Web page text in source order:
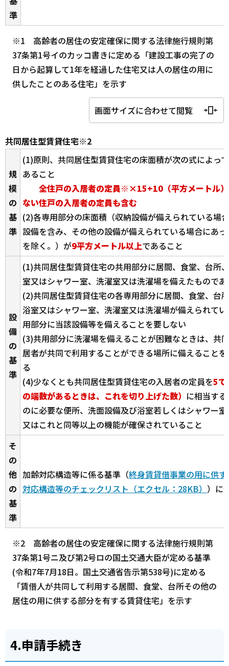
準
※1 高齢者の居住の安定確保に関する法律施行規則第
37条第1号イのカッコ書きに定める「建設工事の完了の
日から起算して1年を経過した住宅又は人の居住の用に
供したことのある住宅」を示す
画面サイズに合わせて閲覧
共同居住型賃貸住宅※2
規
模
の
基
準
(1)原則、共同居住型賃貸住宅の床面積が次の式によっ
あること
全住戸の入居者の定員※×15+10（平方メートル
ない住戸の入居者の定員も含む
(2)各専用部分の床面積（収納設備が備えられている場
設備を含み、その他の設備が備えられている場合にあ
を除く。）が9平方メートル以上であること
設
備
の
基
準
(1)共同居住型賃貸住宅の共用部分に居間、食堂、台所
室又はシャワー室、洗濯室又は洗濯場を備えたもので
(2)共同居住型賃貸住宅の各専用部分に居間、食堂、台
浴室又はシャワー室、洗濯室又は洗濯場が備えられて
用部分に当該設備等を備えることを要しない
(3)共用部分に洗濯場を備えることが困難なときは、共
居者が共同で利用することができる場所に備えること
る
(4)少なくとも共同居住型賃貸住宅の入居者の定員を5で
の端数があるときは、これを切り上げた数） に相当す
のに必要な便所、洗面設備及び浴室若しくはシャワー
又はこれと同等以上の機能が確保されていること
そ
の
他
の
基
準
加齢対応構造等に係る基準（終身賃貸借事業の用に供
対応構造等のチェックリスト（エクセル：28KB） ）に
※2 高齢者の居住の安定確保に関する法律施行規則第
37条第1号ニ及び第2号ロの国土交通大臣が定める基準
(令和7年7月18日。国土交通省告示第538号)に定める
「賃借人が共同して利用する居間、食堂、台所その他の
居住の用に供する部分を有する賃貸住宅」を示す
4.申請手続き